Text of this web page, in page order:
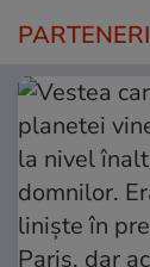
PARTENERI